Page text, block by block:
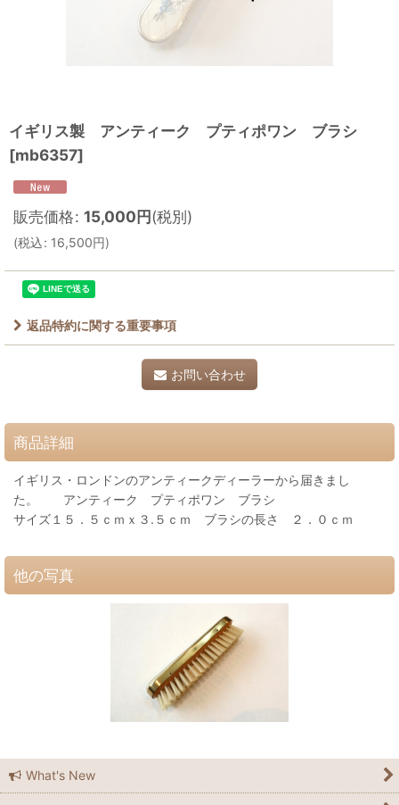
イギリス製 アンティーク プティポワン ブラシ
[mb6357]
販売価格: 15,000円(税別)
(税込: 16,500円)
返品特約に関する重要事項
お問い合わせ
商品詳細
イギリス・ロンドンのアンティークディーラーから届きまし
た。 アンティーク プティポワン ブラシ
サイズ１５．５ｃｍｘ３.５ｃｍ ブラシの長さ ２．０ｃｍ
他の写真
What's New